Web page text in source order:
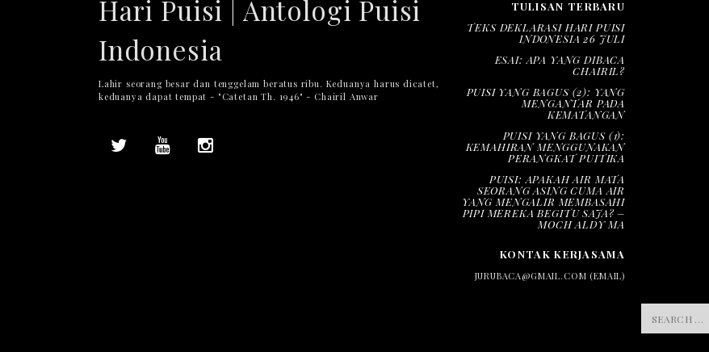
Hari Puisi | Antologi Puisi
Indonesia
Lahir seorang besar dan tenggelam beratus ribu. Keduanya harus dicatet,
keduanya dapat tempat - "Catetan Th. 1946" - Chairil Anwar
TULISAN TERBARU
TEKS DEKLARASI HARI PUISI
INDONESIA 26 JULI
ESAI: APA YANG DIBACA
CHAIRIL?
PUISI YANG BAGUS (2): YANG
MENGANTAR PADA
KEMATANGAN
PUISI YANG BAGUS (1):
KEMAHIRAN MENGGUNAKAN
PERANGKAT PUITIKA
PUISI: APAKAH AIR MATA
SEORANG ASING CUMA AIR
YANG MENGALIR MEMBASAHI
PIPI MEREKA BEGITU SAJA? –
MOCH ALDY MA
KONTAK KERJASAMA
JURUBACA@GMAIL.COM (EMAIL)
FOR: